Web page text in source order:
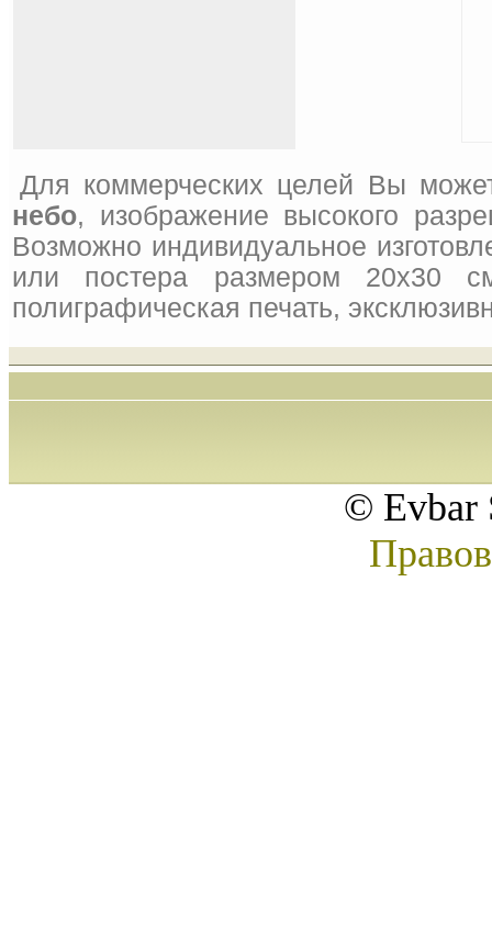
Для коммерческих целей Вы
небо, изображение высокого
Возможно индивидуальное
или постера размером 20x30
полиграфическая печать,
© Evbar